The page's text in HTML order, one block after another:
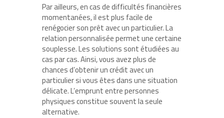
Par ailleurs, en cas de difficultés financières
momentanées, il est plus facile de
renégocier son prêt avec un particulier. La
relation personnalisée permet une certaine
souplesse. Les solutions sont étudiées au
cas par cas. Ainsi, vous avez plus de
chances d’obtenir un crédit avec un
particulier si vous êtes dans une situation
délicate. L’emprunt entre personnes
physiques constitue souvent la seule
alternative.